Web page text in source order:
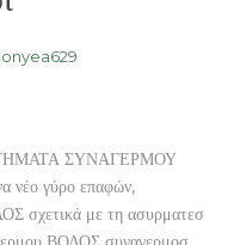
ΣΥΝΑΓΕΡΜΟΥ
νέο γύρο επαφών,
σχετικά με τη ασυρματεσ